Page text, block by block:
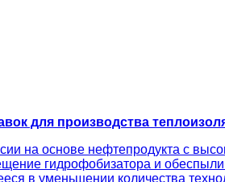
для производства
на основе нефтепродукта с
гидрофобизатора и
в уменьшении количества